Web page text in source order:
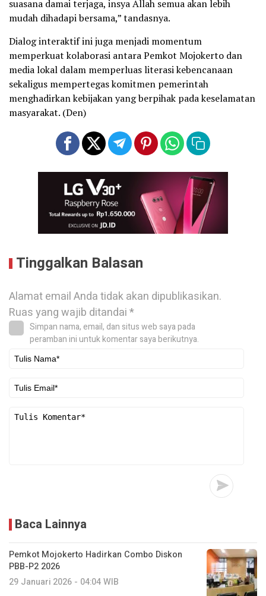
suasana damai terjaga, insya Allah semua akan lebih
mudah dihadapi bersama,” tandasnya.
Dialog interaktif ini juga menjadi momentum
memperkuat kolaborasi antara Pemkot Mojokerto dan
media lokal dalam memperluas literasi kebencanaan
sekaligus mempertegas komitmen pemerintah
menghadirkan kebijakan yang berpihak pada keselamatan
masyarakat. (Den)
Tinggalkan Balasan
Alamat email Anda tidak akan dipublikasikan.
Ruas yang wajib ditandai*
Simpan nama, email, dan situs web saya pada
peramban ini untuk komentar saya berikutnya.
Baca Lainnya
Pemkot Mojokerto Hadirkan Combo Diskon
PBB-P2 2026
29 Januari 2026 - 04:04 WIB